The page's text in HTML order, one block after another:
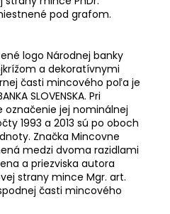
pod grafom.
logo Národnej banky
a dekoratívnymi
časti mincového poľa je
SLOVENSKA. Pri
jej nominálnej
1993 a 2013 sú po oboch
Značka Mincovne
medzi dvoma razidlami
a priezviska autora
strany mince Mgr. art.
časti mincového